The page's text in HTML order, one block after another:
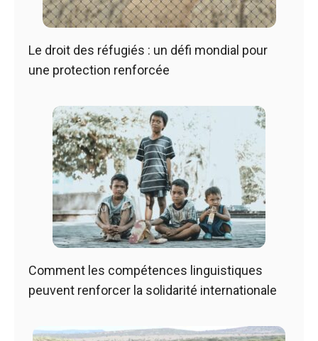
Le droit des réfugiés : un défi mondial pour
une protection renforcée
Comment les compétences linguistiques
peuvent renforcer la solidarité internationale